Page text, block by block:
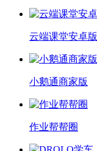
云端课堂安卓版
小鹅通商家版
作业帮帮圈